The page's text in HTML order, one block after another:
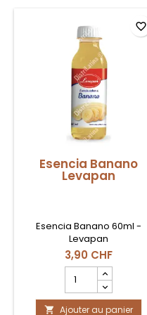
Esencia Banano
Levapan
Esencia Banano 60ml -
Levapan
3,90 CHF
quantité
du
produit
 Ajouter au panier
favorite_border